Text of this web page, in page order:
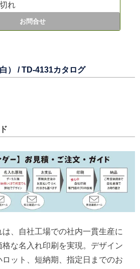
れ
お問合せ
） /TD-4131カタログ
、自社工場での社内一貫生産に
な名入れ印刷を実現。デザイン
ット、短納期、指定日までのお